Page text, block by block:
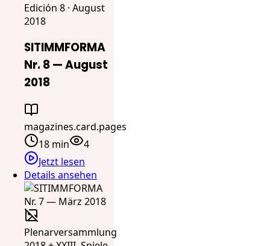
Edición 8 · August
2018
SITIMMFORMA
Nr. 8 — August
2018
magazines.card.pages
18 min
4
Jetzt lesen
Details ansehen
Plenarversammlung